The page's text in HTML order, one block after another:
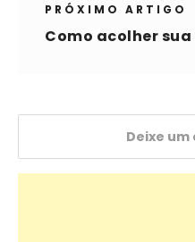
PRÓXIMO ARTIGO
Como acolher
Deixe